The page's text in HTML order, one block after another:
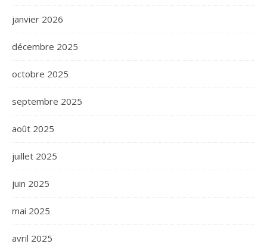
janvier 2026
décembre 2025
octobre 2025
septembre 2025
août 2025
juillet 2025
juin 2025
mai 2025
avril 2025